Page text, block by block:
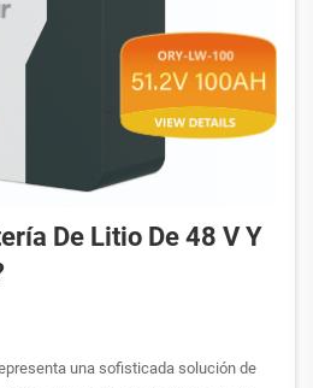
De Litio De 48 V Y
una sofisticada solución de